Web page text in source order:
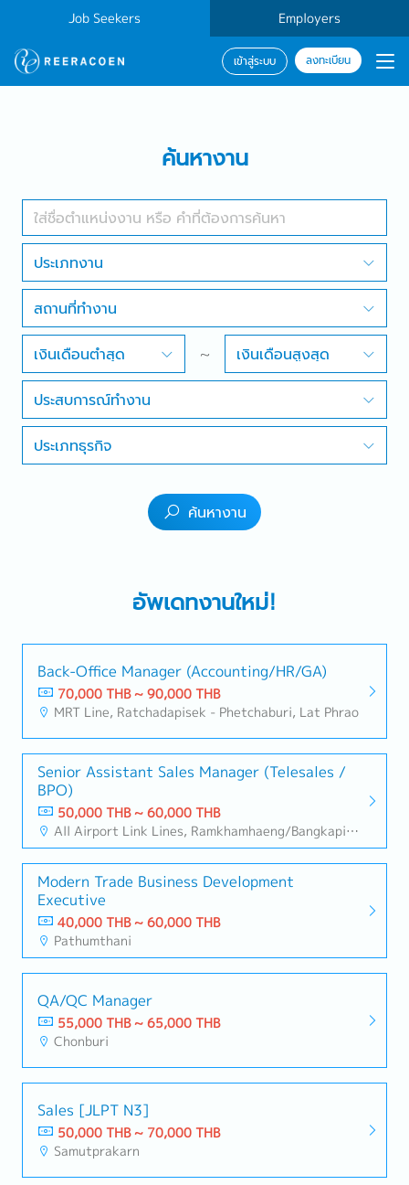
Job Seekers Employers
เข้าสู่ระบบ ลงทะเบียน
สถานที่ทำงาน
ค้นหางาน
ประเภทงาน
สถานที่ทำงาน
เงินเดือนต่ำสุด ~ เงินเดือนสูงสุด
ประสบการณ์ทำงาน
ประเภทธุรกิจ
ค้นหางาน
อัพเดทงานใหม่!
Back-Office Manager (Accounting/HR/GA)
70,000 THB ~ 90,000 THB
MRT Line, Ratchadapisek - Phetchaburi, Lat Phrao
Senior Assistant Sales Manager (Telesales /
BPO)
50,000 THB ~ 60,000 THB
All Airport Link Lines, Ramkhamhaeng/Bangkapi/Bueng Kum
Modern Trade Business Development
Executive
40,000 THB ~ 60,000 THB
Pathumthani
QA/QC Manager
55,000 THB ~ 65,000 THB
Chonburi
Sales [JLPT N3]
50,000 THB ~ 70,000 THB
Samutprakarn